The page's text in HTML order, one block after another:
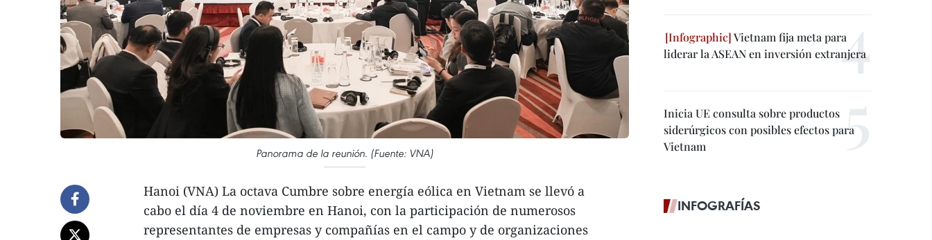
Panorama de la reunión. (Fuente: VNA)
Hanoi (VNA) La octava Cumbre sobre energía eólica en Vietnam se llevó a
cabo el día 4 de noviembre en Hanoi, con la participación de numerosos
representantes de empresas y compañías en el campo y de organizaciones
Vietnam fija meta para
liderar la ASEAN en inversión extranjera
Inicia UE consulta sobre productos
siderúrgicos con posibles efectos para
Vietnam
INFOGRAFÍAS